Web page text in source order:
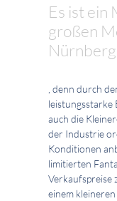
Es ist ein
großen
, denn durch
leistungsstarke
auch die
der Industrie
Konditionen
limitierten
Verkaufspreise
einem